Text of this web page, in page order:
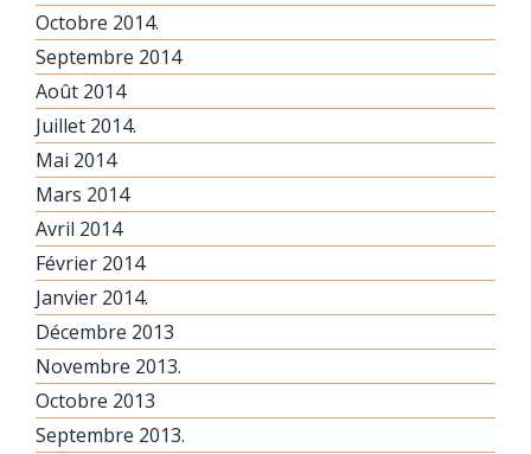
Octobre 2014.
Septembre 2014
Août 2014
Juillet 2014.
Mai 2014
Mars 2014
Avril 2014
Février 2014
Janvier 2014.
Décembre 2013
Novembre 2013.
Octobre 2013
Septembre 2013.